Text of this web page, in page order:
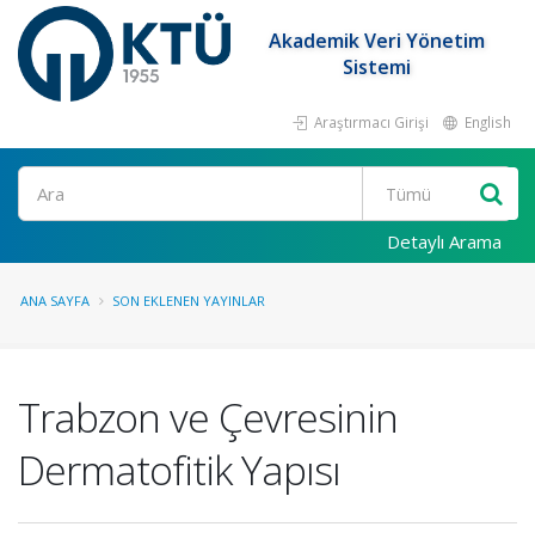
Akademik Veri Yönetim
Sistemi
Araştırmacı Girişi English
Ara
Detaylı Arama
ANA SAYFA SON EKLENEN YAYINLAR
Trabzon ve Çevresinin
Dermatofitik Yapısı